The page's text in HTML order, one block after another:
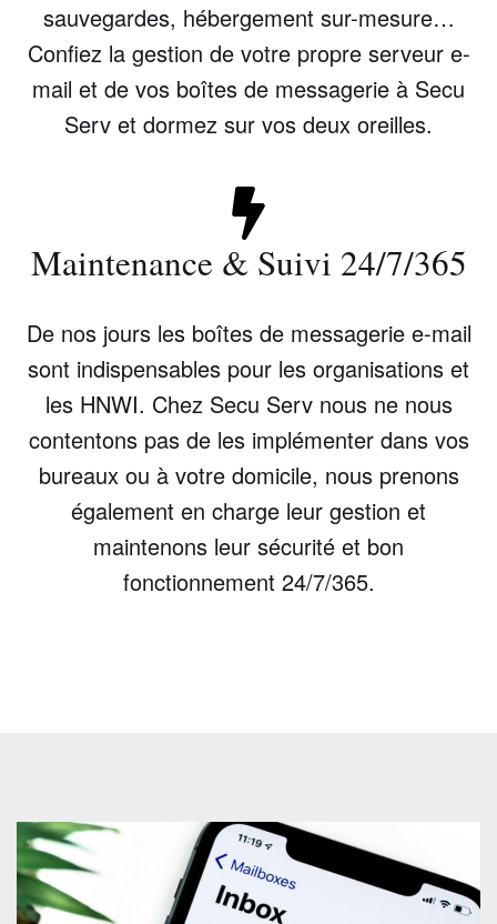
sauvegardes, hébergement sur-mesure…
Confiez la gestion de votre propre serveur e-
mail et de vos boîtes de messagerie à Secu
Serv et dormez sur vos deux oreilles.
Maintenance & Suivi 24/7/365
De nos jours les boîtes de messagerie e-mail
sont indispensables pour les organisations et
les HNWI. Chez Secu Serv nous ne nous
contentons pas de les implémenter dans vos
bureaux ou à votre domicile, nous prenons
également en charge leur gestion et
maintenons leur sécurité et bon
fonctionnement 24/7/365.